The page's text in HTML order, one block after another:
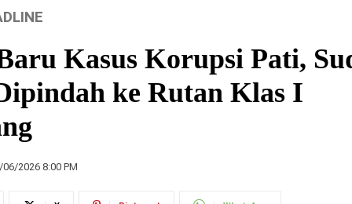
Kasus Korupsi Pati,
ke Rutan Klas I
06/2026 8:00 PM